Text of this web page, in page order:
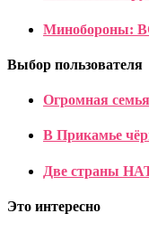
Минобороны:
Выбор пользователя
Огромная
В Прикамье
Две страны
Это интересно